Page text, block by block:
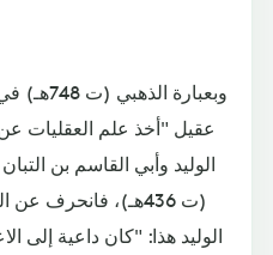
وبعبارة
عقيل "أخذ علم العقليات
الوليد وأبي القاسم بن
(ت 436هـ)، فانحرف
الوليد هذا: "كان داعية إلى